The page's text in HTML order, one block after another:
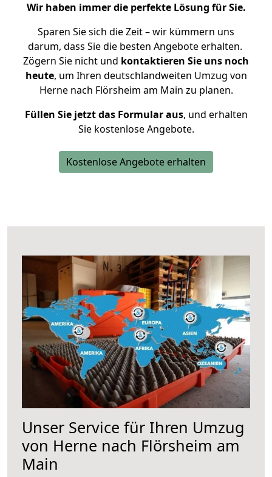
Wir haben immer die perfekte Lösung für Sie.
Sparen Sie sich die Zeit – wir kümmern uns
darum, dass Sie die besten Angebote erhalten.
Zögern Sie nicht und kontaktieren Sie uns noch
heute, um Ihren deutschlandweiten Umzug von
Herne nach Flörsheim am Main zu planen.
Füllen Sie jetzt das Formular aus, und erhalten
Sie kostenlose Angebote.
Kostenlose Angebote erhalten
Unser Service für Ihren Umzug
von Herne nach Flörsheim am
Main